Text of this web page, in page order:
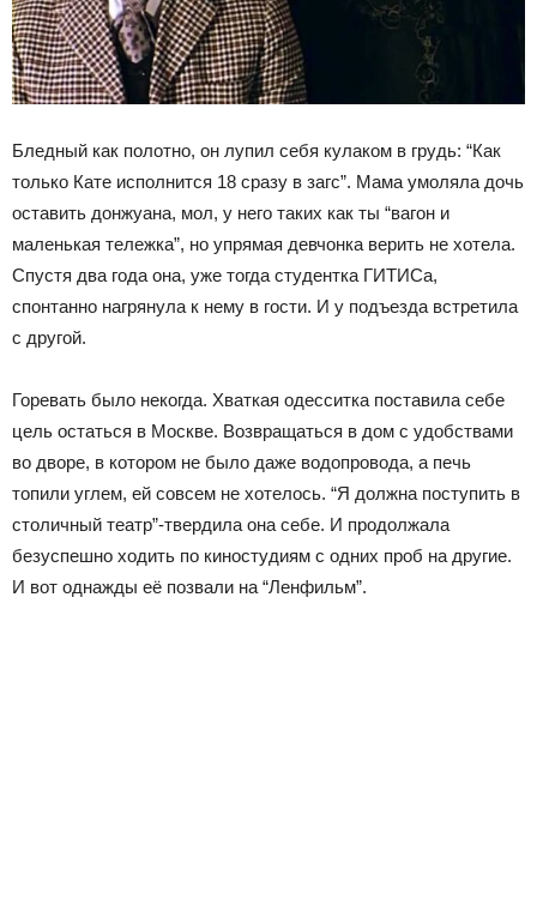
Бледный как полотно, он лупил себя кулаком в грудь: “Как
только Кате исполнится 18 сразу в загс”. Мама умоляла дочь
оставить донжуана, мол, у него таких как ты “вагон и
маленькая тележка”, но упрямая девчонка верить не хотела.
Спустя два года она, уже тогда студентка ГИТИСа,
спонтанно нагрянула к нему в гости. И у подъезда встретила
с другой.
Горевать было некогда. Хваткая одесситка поставила себе
цель остаться в Москве. Возвращаться в дом с удобствами
во дворе, в котором не было даже водопровода, а печь
топили углем, ей совсем не хотелось. “Я должна поступить в
столичный театр”-твердила она себе. И продолжала
безуспешно ходить по киностудиям с одних проб на другие.
И вот однажды её позвали на “Ленфильм”.